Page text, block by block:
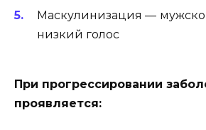
Маскулинизация —
низкий голос
При прогрессировании
проявляется: